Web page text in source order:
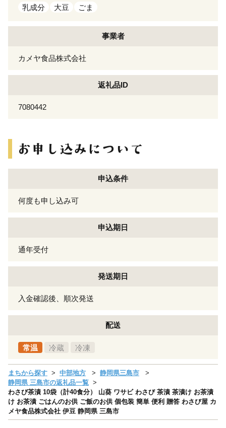
乳成分 大豆 ごま
事業者
カメヤ食品株式会社
返礼品ID
7080442
申込条件
何度も申し込み可
申込期日
通年受付
発送期日
入金確認後、順次発送
配送
常温 冷蔵 冷凍
まちから探す 中部地方
静岡県三島市
静岡県 三島市の返礼品一覧
わさび茶漬 10袋（計40食分） 山葵 ワサビ わさび 茶漬 茶漬け お茶漬
け お茶漬 ごはんのお供 ご飯のお供 個包装 簡単 便利 贈答 わさび屋 カ
メヤ食品株式会社 伊豆 静岡県 三島市